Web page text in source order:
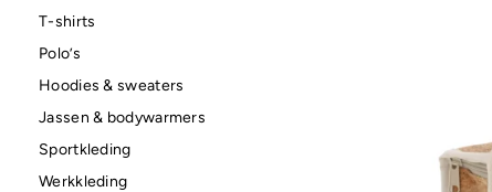
T-shirts
Polo’s
Hoodies & sweaters
Jassen & bodywarmers
Sportkleding
Werkkleding